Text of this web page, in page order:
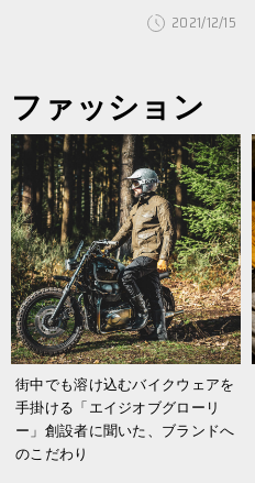
2021/12/15
ファッション
街中でも溶け込むバイクウェアを
手掛ける「エイジオブグローリ
ー」創設者に聞いた、ブランドへ
のこだわり